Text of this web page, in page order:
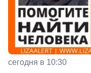
сегодня в 10:30